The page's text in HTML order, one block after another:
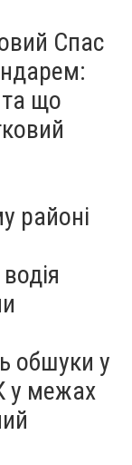
Спас
та що
районі
обшуки у
у межах